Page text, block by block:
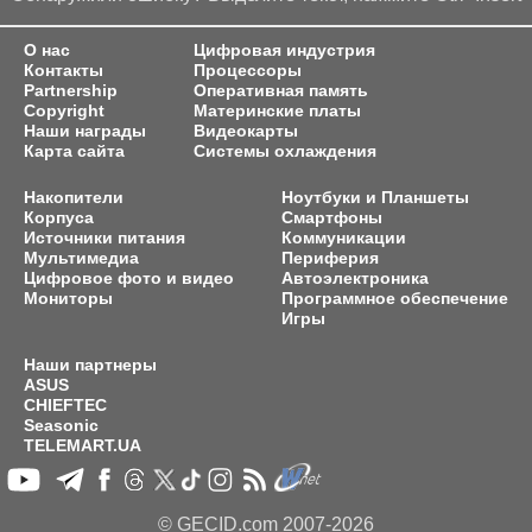
О нас
Контакты
Partnership
Copyright
Наши награды
Карта сайта
Цифровая индустрия
Процессоры
Оперативная память
Материнские платы
Видеокарты
Системы охлаждения
Накопители
Корпуса
Источники питания
Мультимедиа
Цифровое фото и видео
Мониторы
Ноутбуки и Планшеты
Смартфоны
Коммуникации
Периферия
Автоэлектроника
Программное обеспечение
Игры
Наши партнеры
ASUS
CHIEFTEC
Seasonic
TELEMART.UA
© GECID.com 2007-2026